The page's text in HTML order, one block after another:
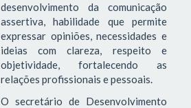
desenvolvimento da comunicação
assertiva, habilidade que permite
expressar opiniões, necessidades e
ideias com clareza, respeito e
objetividade, fortalecendo as
relações profissionais e pessoais.
O secretário de Desenvolvimento